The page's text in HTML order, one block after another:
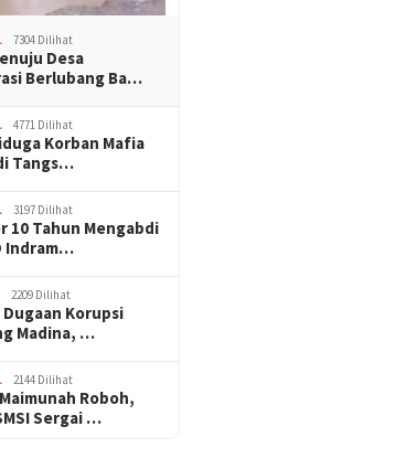
7304 Dilihat
Desa
Berlubang Ba…
4771 Dilihat
Korban Mafia
Tangs…
3197 Dilihat
10 Tahun Mengabdi
Indram…
2209 Dilihat
Korupsi
Madina, …
2144 Dilihat
Roboh,
Sergai …